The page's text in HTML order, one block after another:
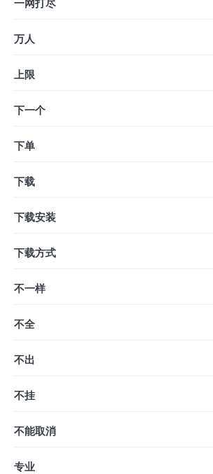
一网打尽
万人
上限
下一个
下单
下载
下载安装
下载方式
不一样
不全
不出
不挂
不能取消
专业